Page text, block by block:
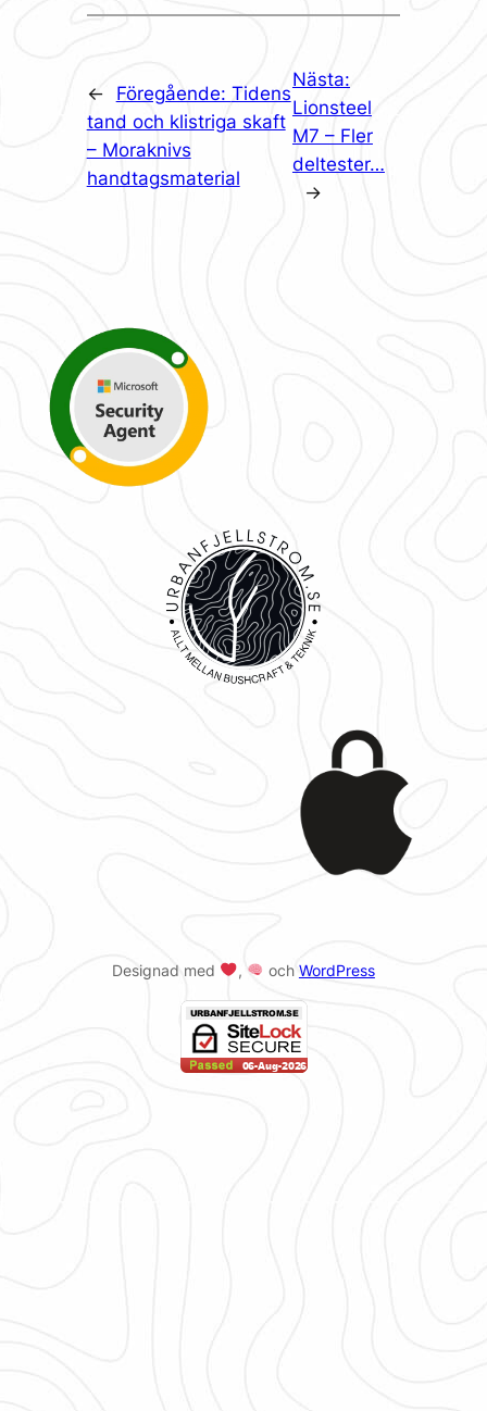
← Föregående: Tidens
tand och klistriga skaft
– Moraknivs
handtagsmaterial
Nästa:
Lionsteel
M7 – Fler
deltester…
→
Designad med , och WordPress